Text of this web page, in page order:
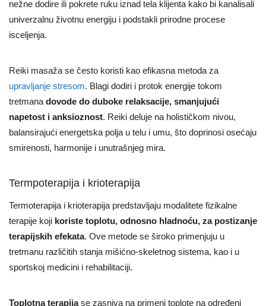
nežne dodire ili pokrete ruku iznad tela klijenta kako bi kanalisali
univerzalnu životnu energiju i podstakli prirodne procese
isceljenja.
Reiki masaža se često koristi kao efikasna metoda za
upravljanje stresom. Blagi dodiri i protok energije tokom
tretmana dovode do duboke relaksacije, smanjujući
napetost i anksioznost. Reiki deluje na holističkom nivou,
balansirajući energetska polja u telu i umu, što doprinosi osećaju
smirenosti, harmonije i unutrašnjeg mira.
Termpoterapija i krioterapija
Termoterapija i krioterapija predstavljaju modalitete fizikalne
terapije koji koriste toplotu, odnosno hladnoću, za postizanje
terapijskih efekata. Ove metode se široko primenjuju u
tretmanu različitih stanja mišićno-skeletnog sistema, kao i u
sportskoj medicini i rehabilitaciji.
Toplotna terapijase zasniva na primeni toplote na određeni